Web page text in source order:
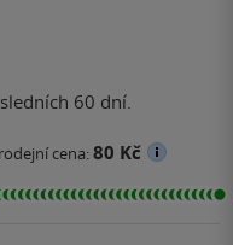
60 dní.
cena:80 Kč